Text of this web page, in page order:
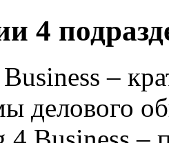
4
–
делового